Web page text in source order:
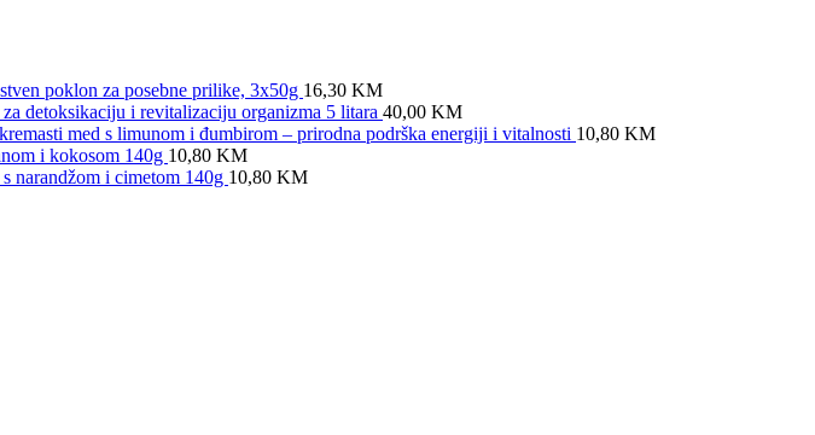
poklon za posebne prilike, 3x50g 16,30 KM
detoksikaciju i revitalizaciju organizma 5 litara 40,00 KM
med s limunom i đumbirom – prirodna podrška energiji i vitalnosti 10,80 KM
i kokosom 140g 10,80 KM
narandžom i cimetom 140g 10,80 KM